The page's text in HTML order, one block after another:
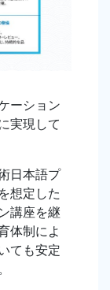
ーション
実現して
日本語プ
想定した
講座を継
体制によ
ても安定